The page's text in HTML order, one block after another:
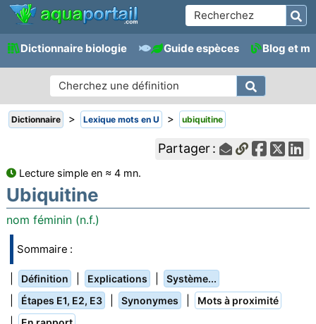
Dictionnaire biologie Guide espèces Blog et
Dictionnaire > Lexique mots en U > ubiquitine
Partager :
Lecture simple en ≈ 4 mn.
Ubiquitine
nom féminin (n.f.)
Sommaire :
Définition Explications Système...
Étapes E1, E2, E3 Synonymes Mots à proximité